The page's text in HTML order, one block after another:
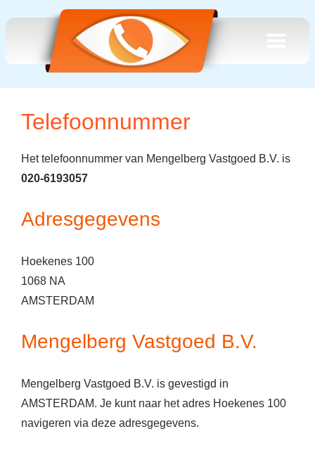
Telefoonnummer
Het telefoonnummer van Mengelberg Vastgoed B.V. is
020-6193057
Adresgegevens
Hoekenes 100
1068 NA
AMSTERDAM
Mengelberg Vastgoed B.V.
Mengelberg Vastgoed B.V. is gevestigd in
AMSTERDAM. Je kunt naar het adres Hoekenes 100
navigeren via deze adresgegevens.